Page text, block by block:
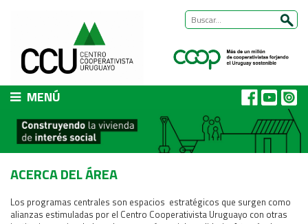
MENÚ
CCU
Presentación
Autoridades y equipo
ÁREAS DE TRABAJO
ACERCA DEL ÁREA
Los programas centrales son espacios estratégicos que surgen como
alianzas estimuladas por el Centro Cooperativista Uruguayo con otras